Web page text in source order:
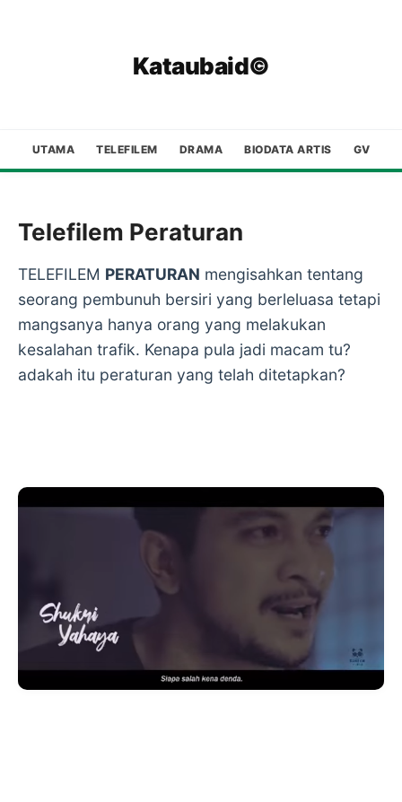
Kataubaid©
UTAMA TELEFILEM DRAMA BIODATA ARTIS GV
Telefilem Peraturan
TELEFILEM PERATURAN mengisahkan tentang
seorang pembunuh bersiri yang berleluasa tetapi
mangsanya hanya orang yang melakukan
kesalahan trafik. Kenapa pula jadi macam tu?
adakah itu peraturan yang telah ditetapkan?